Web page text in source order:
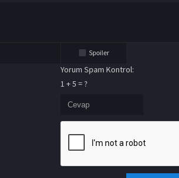
Spoiler
Yorum Spam Kontrol:
1 + 5 = ?